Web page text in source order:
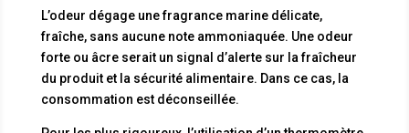
L’odeur dégage une fragrance marine délicate,
fraîche, sans aucune note ammoniaquée. Une odeur
forte ou âcre serait un signal d’alerte sur la fraîcheur
du produit et la sécurité alimentaire. Dans ce cas, la
consommation est déconseillée.